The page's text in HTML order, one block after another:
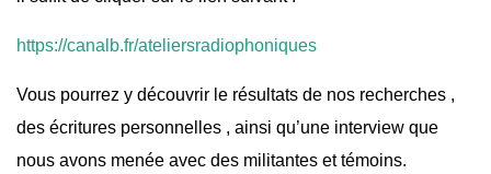
https://canalb.fr/ateliersradiophoniques
Vous pourrez y découvrir le résultats de nos recherches ,
des écritures personnelles , ainsi qu’une interview que
nous avons menée avec des militantes et témoins.